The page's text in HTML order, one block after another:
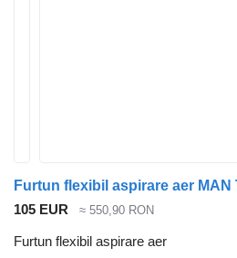
105 EUR ≈ 550,90 RON
Furtun flexibil aspirare aer